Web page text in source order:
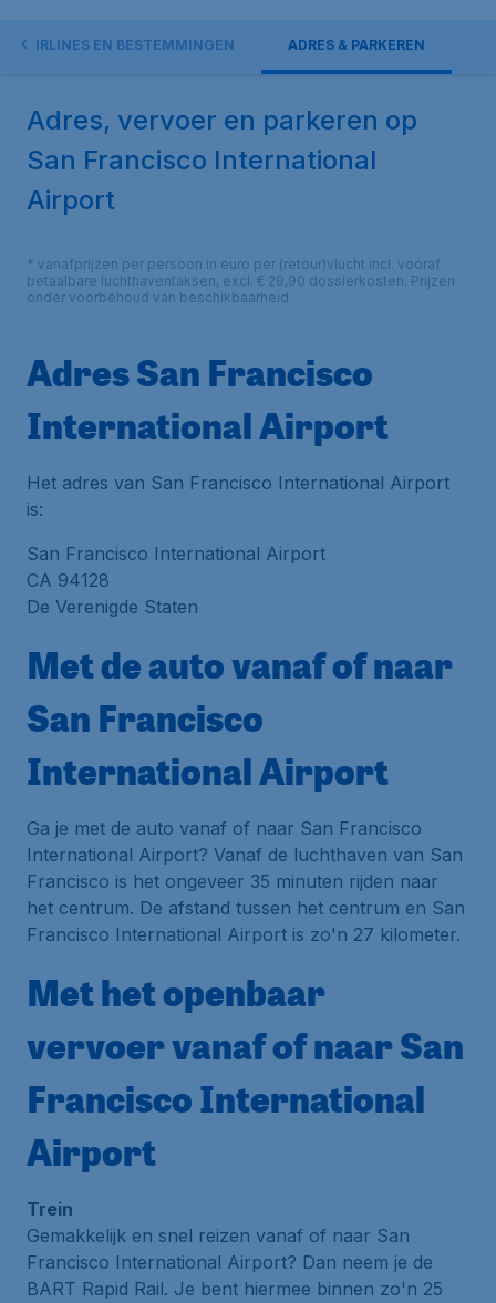
AIRLINES EN BESTEMMINGEN ADRES & PARKEREN
Adres, vervoer en parkeren op
San Francisco International
Airport
* vanafprijzen per persoon in euro per (retour)vlucht incl. vooraf
betaalbare luchthaventaksen, excl. € 29,90 dossierkosten. Prijzen
onder voorbehoud van beschikbaarheid.
Adres San Francisco
International Airport
Het adres van San Francisco International Airport
is:
San Francisco International Airport
CA 94128
De Verenigde Staten
Met de auto vanaf of naar
San Francisco
International Airport
Ga je met de auto vanaf of naar San Francisco
International Airport? Vanaf de luchthaven van San
Francisco is het ongeveer 35 minuten rijden naar
het centrum. De afstand tussen het centrum en San
Francisco International Airport is zo'n 27 kilometer.
Met het openbaar
vervoer vanaf of naar San
Francisco International
Airport
Trein
Gemakkelijk en snel reizen vanaf of naar San
Francisco International Airport? Dan neem je de
BART Rapid Rail. Je bent hiermee binnen zo'n 25